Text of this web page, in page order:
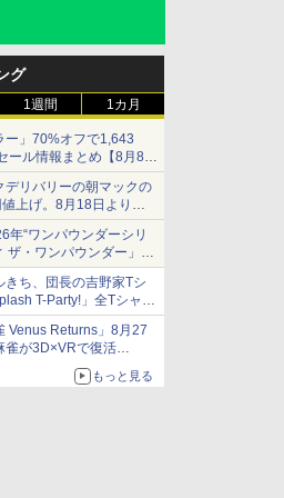
グ
1週間 1カ月
ー」70%オフで1,643
ール情報まとめ【8月8日
では「大神 絶景版」が
デリバリーの朝マックの
上げ。8月18日より
年“ワンパウンダーシリ
ザ・ワンパウンダー」を
ース」を使用した超大
きち、団長の吉野家Tシ
T-Party!」全Tシャツ
ンライン販売開始
Venus Returns」8月27
雀が3D×VRで復活
フになるセールが実施
もっと見る